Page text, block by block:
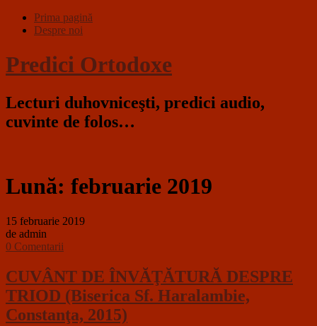
Prima pagină
Despre noi
Predici Ortodoxe
Lecturi duhovniceşti, predici audio,
cuvinte de folos…
Lună: februarie 2019
15 februarie 2019
de admin
0 Comentarii
CUVÂNT DE ÎNVĂŢĂTURĂ DESPRE
TRIOD (Biserica Sf. Haralambie,
Constanţa, 2015)